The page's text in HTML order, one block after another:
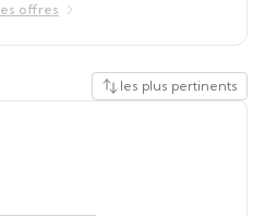
offres
les plus pertinents